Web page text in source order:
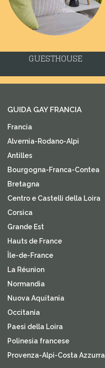
GUESTHOUSE
GUIDA GAY FRANCIA
Francia
Alvernia-Rodano-Alpi
Antilles
Bourgogna-Franca-Contea
Bretagna
Centro e Castelli della Loira
Corsica
Grande Est
Hauts de France
Île-de-France
La Réunion
Normandia
Nuova Aquitania
Occitania
Paesi della Loira
Polinesia francese
Provenza-Alpi-Costa Azzurra